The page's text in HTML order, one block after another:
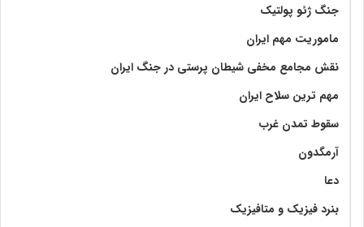
جنگ ژئو پولتیک
ماموریت مهم ایران
نقش مجامع مخفی شیطان پرستی در جنگ ایران
مهم ترین سلاح ایران
سقوط تمدن غرب
آرمگدون
دعا
بنرد فیزیک و متافیزیک